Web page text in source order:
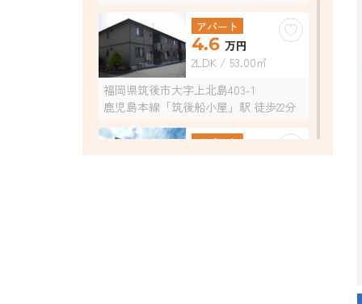
アパート
4.6 万円
2LDK / 53.00㎡
福岡県筑後市大字上北島403-1
鹿児島本線「筑後船小屋」駅 徒歩22分
アパート